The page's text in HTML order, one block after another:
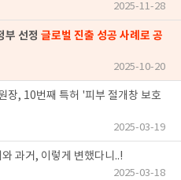
2025-11-28
선정 글로벌 진출 성공 사례로 공
2025-10-20
특허 '피부 절개창 보호
2025-03-19
과거, 이렇게 변했다니..!
2025-03-18